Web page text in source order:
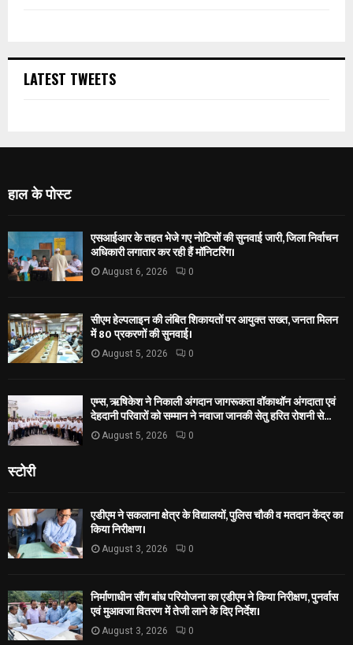
LATEST TWEETS
हाल के पोस्ट
एसआईआर के तहत भेजे गए नोटिसों की सुनवाई जारी, जिला निर्वाचन
अधिकारी लगातार कर रही हैं मॉनिटरिंग।
August 6, 2026 0
सीएम हेल्पलाइन की लंबित शिकायतों पर आयुक्त सख्त, जनता मिलन
में 80 प्रकरणों की सुनवाई।
August 5, 2026 0
एम्स, ऋषिकेश ने निकाली अंगदान जागरूकता वॉकाथॉन अंगदाता एवं
देहदानी परिवारों को सम्मान ने नवाजा जानकी सेतु हरित रोशनी से...
August 5, 2026 0
स्टोरी
एडीएम ने सकलाना क्षेत्र के विद्यालयों, पुलिस चौकी व मतदान केंद्र का
किया निरीक्षण।
August 3, 2026 0
निर्माणाधीन सौंग बांध परियोजना का एडीएम ने किया निरीक्षण, पुनर्वास
एवं मुआवजा वितरण में तेजी लाने के दिए निर्देश।
August 3, 2026 0